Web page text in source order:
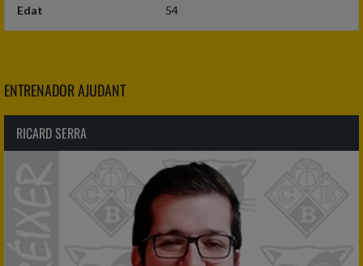
Edat 54
ENTRENADOR AJUDANT
RICARD SERRA